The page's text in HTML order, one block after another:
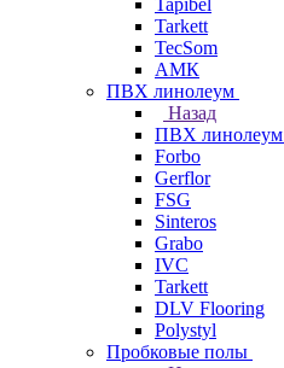
Tapibel
Tarkett
TecSom
АМК
ПВХ линолеум
Назад
ПВХ линолеум
Forbo
Gerflor
FSG
Sinteros
Grabo
IVC
Tarkett
DLV Flooring
Polystyl
Пробковые полы